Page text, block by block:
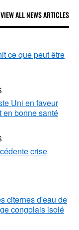
VIEW ALL NEWS ARTICLES
ce que peut être
Uni en faveur
en bonne santé
crise
citernes d'eau de
congolais isolé